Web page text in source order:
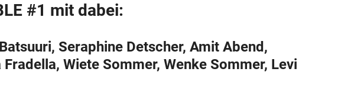
#1 mit dabei:
Seraphine Detscher, Amit Abend,
Wiete Sommer, Wenke Sommer, Levi